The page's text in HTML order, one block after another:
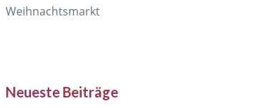
Weihnachtsmarkt
Neueste Beiträge